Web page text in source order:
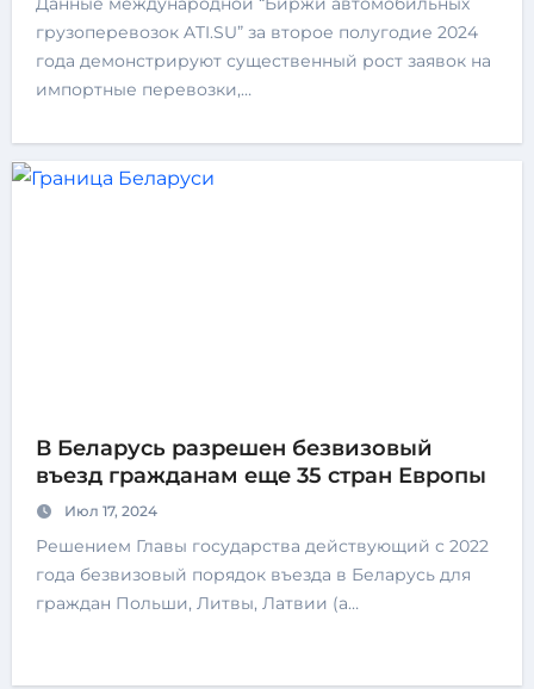
грузоперевозок ATI.SU” за второе полугодие 2024
года демонстрируют существенный рост заявок на
импортные перевозки,…
В Беларусь разрешен безвизовый
въезд гражданам еще 35 стран Европы
Июл 17, 2024
Решением Главы государства действующий с 2022
года безвизовый порядок въезда в Беларусь для
граждан Польши, Литвы, Латвии (а…